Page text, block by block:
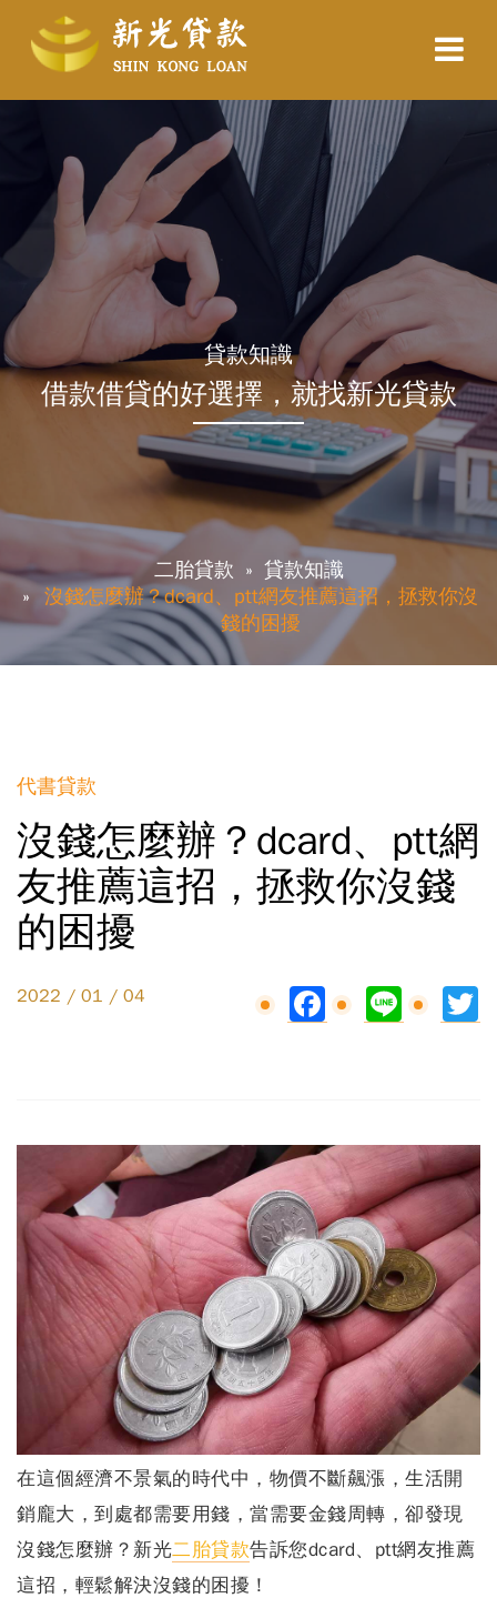
貸款知識
借款借貸的好選擇，就找新光貸款
二胎貸款
貸款知識
沒錢怎麼辦？dcard、ptt網友推薦這招，拯救你沒
錢的困擾
代書貸款
沒錢怎麼辦？dcard、ptt網
友推薦這招，拯救你沒錢
的困擾
2022 / 01 / 04 FacebookLine
在這個經濟不景氣的時代中，物價不斷飆漲，生活開
銷龐大，到處都需要用錢，當需要金錢周轉， 卻發現
沒錢怎麼辦？ 新光二胎貸款告訴您dcard、ptt網友推薦
這招，輕鬆解決沒錢的困擾！